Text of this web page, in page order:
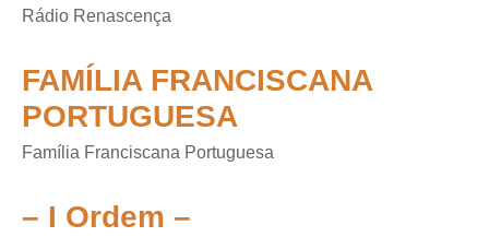
Rádio Renascença
FAMÍLIA FRANCISCANA
PORTUGUESA
Família Franciscana Portuguesa
– I Ordem –